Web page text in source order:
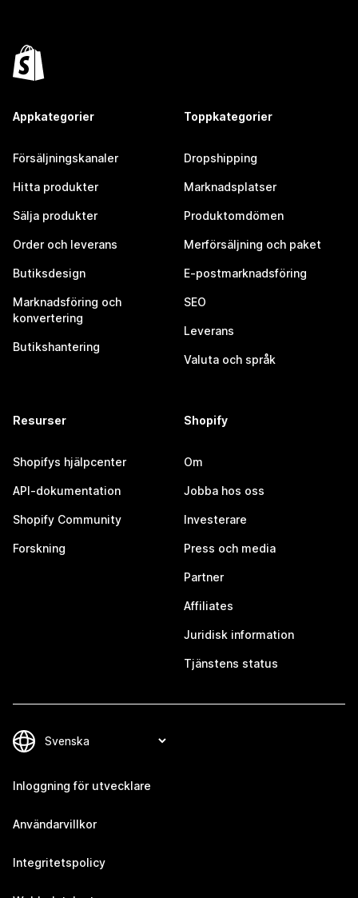
Appkategorier
Försäljningskanaler
Hitta produkter
Sälja produkter
Order och leverans
Butiksdesign
Marknadsföring och
konvertering
Butikshantering
Toppkategorier
Dropshipping
Marknadsplatser
Produktomdömen
Merförsäljning och paket
E-postmarknadsföring
SEO
Leverans
Valuta och språk
Resurser
Shopifys hjälpcenter
API-dokumentation
Shopify Community
Forskning
Shopify
Om
Jobba hos oss
Investerare
Press och media
Partner
Affiliates
Juridisk information
Tjänstens status
Inloggning för utvecklare
Användarvillkor
Integritetspolicy